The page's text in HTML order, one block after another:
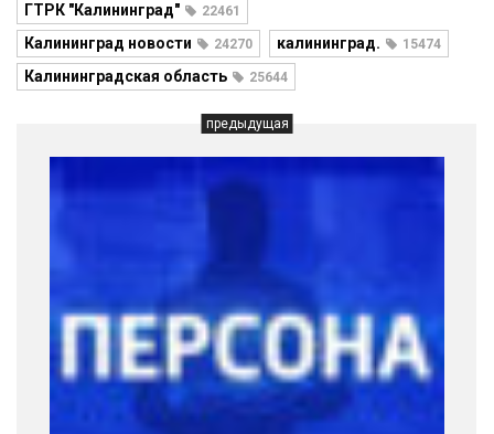
ГТРК "Калининград" 22461
Калининград новости 24270 калининград. 15474
Калининградская область 25644
предыдущая